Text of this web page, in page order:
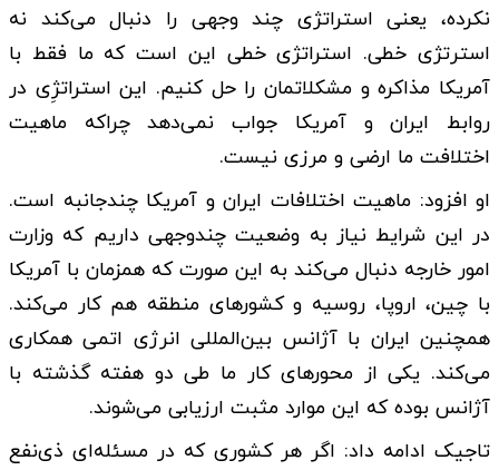
نکرده، یعنی استراتژی چند وجهی را دنبال می‌کند نه
استرتژی خطی. استراتژی خطی این است که ما فقط با
آمریکا مذاکره و مشکلاتمان را حل کنیم. این استراتژِی در
روابط ایران و آمریکا جواب نمی‌دهد چراکه ماهیت
اختلافت ما ارضی و مرزی نیست.
او افزود: ماهیت اختلافات ایران و آمریکا چندجانبه است.
در این شرایط نیاز به وضعیت چندوجهی داریم که وزارت
امور خارجه دنبال می‌کند به این صورت که همزمان با آمریکا
با چین، اروپا، روسیه و کشورهای منطقه هم کار می‌کند.
همچنین ایران با آژانس بین‌المللی انرژی اتمی همکاری
می‌کند. یکی از محورهای کار ما طی دو هفته گذشته با
آژانس بوده که این موارد مثبت ارزیابی می‌شوند.
تاجیک ادامه داد: اگر هر کشوری که در مسئله‌ای ذی‌نفع